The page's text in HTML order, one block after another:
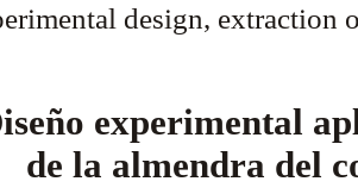
design, extraction
experimental
de la almendra del